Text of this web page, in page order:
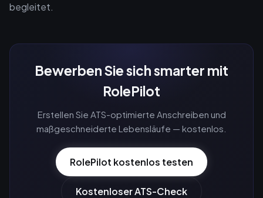
begleitet.
Bewerben Sie sich smarter mit
RolePilot
Erstellen Sie ATS-optimierte Anschreiben und
maßgeschneiderte Lebensläufe — kostenlos.
RolePilot kostenlos testen
Kostenloser ATS-Check